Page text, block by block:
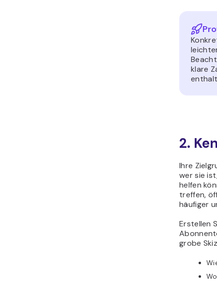
klare
2.
Ihre
wer sie
helfen
treffen,
häufiger
Erstellen
grobe